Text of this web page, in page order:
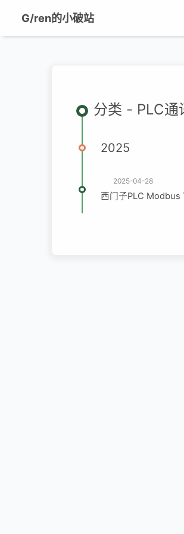
G/ren的小破站
分类 - PLC通
2025
2025-04-28
西门子PLC Modbus